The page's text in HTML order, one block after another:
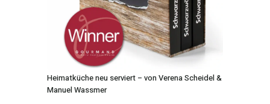
Heimatküche neu serviert – von Verena Scheidel &
Manuel Wassmer